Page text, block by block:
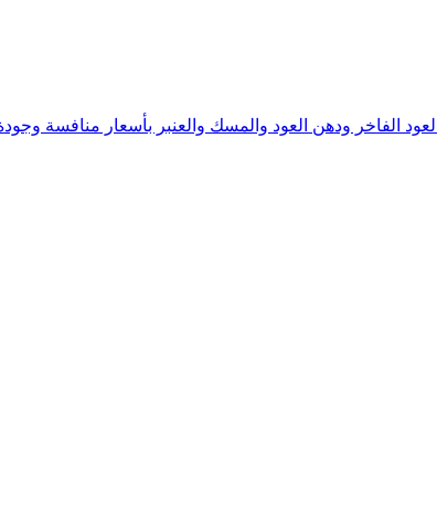
الفاخر ودهن العود والمسك والعنبر بأسعار منافسة